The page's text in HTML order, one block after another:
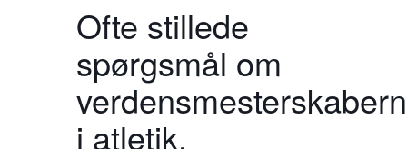
Ofte stillede
spørgsmål om
i atletik,